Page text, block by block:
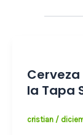
la Tapa
cristian /